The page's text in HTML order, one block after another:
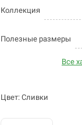
Коллекция
Полезные размеры
Все
Цвет: Сливки